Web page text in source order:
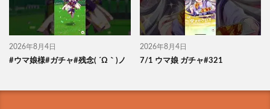
2026年8月4日
#ウマ娘様#ガチャ#残念( ´Ω｀)ノ
2026年8月4日
7/1 ウマ娘 ガチャ#321